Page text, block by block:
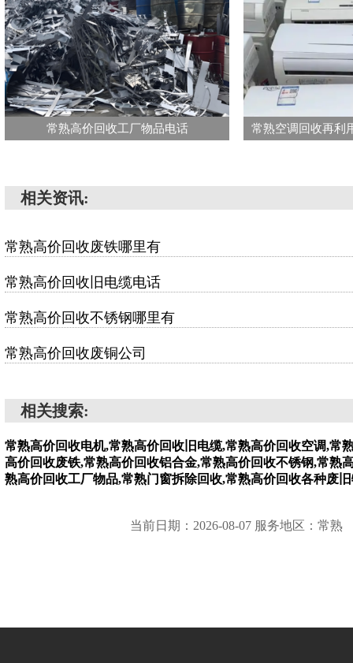
常熟高价回收工厂物品电话
相关资讯:
常熟高价回收废铁哪里有
常熟高价回收旧电缆电话
常熟高价回收不锈钢哪里有
常熟高价回收废铜公司
相关搜索:
常熟高价回收电机,常熟高价回收旧电缆,常熟高价回收空调,常
高价回收废铁,常熟高价回收铝合金,常熟高价回收不锈钢,常熟
熟高价回收工厂物品,常熟门窗拆除回收,常熟高价回收各种废
当前日期：2026-08-07 服务地区：常熟